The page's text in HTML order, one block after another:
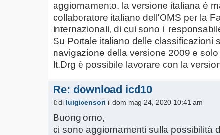
aggiornamento. la versione italiana è
collaboratore italiano dell'OMS per la
internazionali, di cui sono il
Su Portale italiano delle classificazioni
navigazione della versione 2009 e
It.Drg è possibile lavorare con la
Re: download icd10
di luigicensori il dom mag 24, 2020 10:41 am
Buongiorno,
ci sono aggiornamenti sulla possibilità